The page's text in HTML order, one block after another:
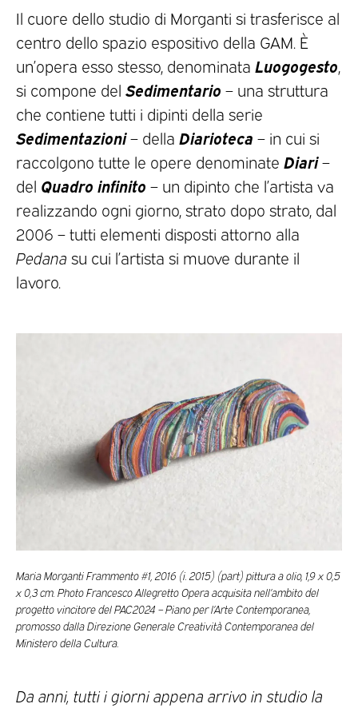
Il cuore dello studio di Morganti si trasferisce al
centro dello spazio espositivo della GAM. È
un’opera esso stesso, denominata Luogogesto
si compone del Sedimentario – una struttura
che contiene tutti i dipinti della serie
Sedimentazioni– della Diarioteca – in cui si
raccolgono tutte le opere denominate Diari–
del Quadro infinito – un dipinto che l’artista va
realizzando ogni giorno, strato dopo strato, dal
2006 – tutti elementi disposti attorno alla
Pedana su cui l’artista si muove durante il
lavoro.
Maria Morganti Frammento #1, 2016 (i. 2015) (part) pittura a olio, 1,9 x 0,5
x 0,3 cm. Photo Francesco Allegretto Opera acquisita nell’ambito del
progetto vincitore del PAC2024 – Piano per l’Arte Contemporanea,
promosso dalla Direzione Generale Creatività Contemporanea del
Ministero della Cultura.
Da anni, tutti i giorni appena arrivo in studio la